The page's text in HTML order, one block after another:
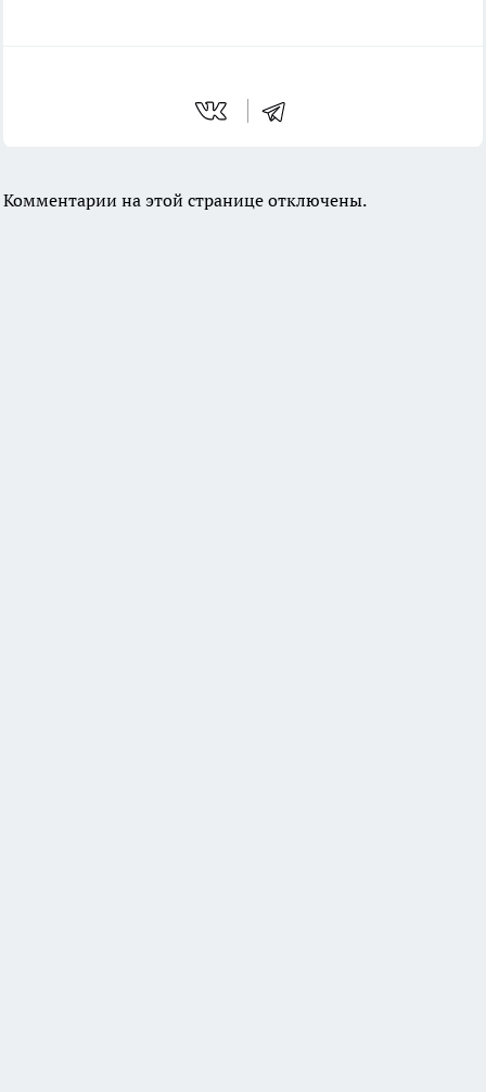
Комментарии на этой странице отключены.